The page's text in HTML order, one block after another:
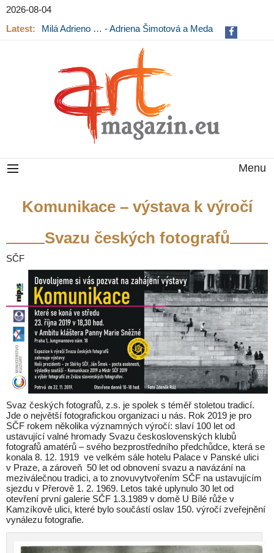
2026-08-04
Latest:
Milá Adrieno … - Adriena Šimotová a Meda
Menu
Komunikace – výstava k výročí
Svazu českých fotografů
SČF
Svaz českých fotografů, z.s. je spolek s téměř stoletou tradicí.
Jde o největší fotografickou organizaci u nás. Rok 2019 je pro
SČF rokem několika významných výročí: slaví 100 let od
ustavující valné hromady Svazu československých klubů
fotografů amatérů – svého bezprostředního předchůdce, která se
konala 8. 12. 1919 ve velkém sále hotelu Palace v Panské ulici
v Praze, a zároveň 50 let od obnovení svazu a navázání na
meziválečnou tradici, a to znovuvytvořením SČF na ustavujícím
sjezdu v Přerově 1. 2. 1969. Letos také uplynulo 30 let od
otevření první galerie SČF 1.3.1989 v domě U Bílé růže v
Kamzíkově ulici, které bylo součástí oslav 150. výročí zveřejnění
vynálezu fotografie.